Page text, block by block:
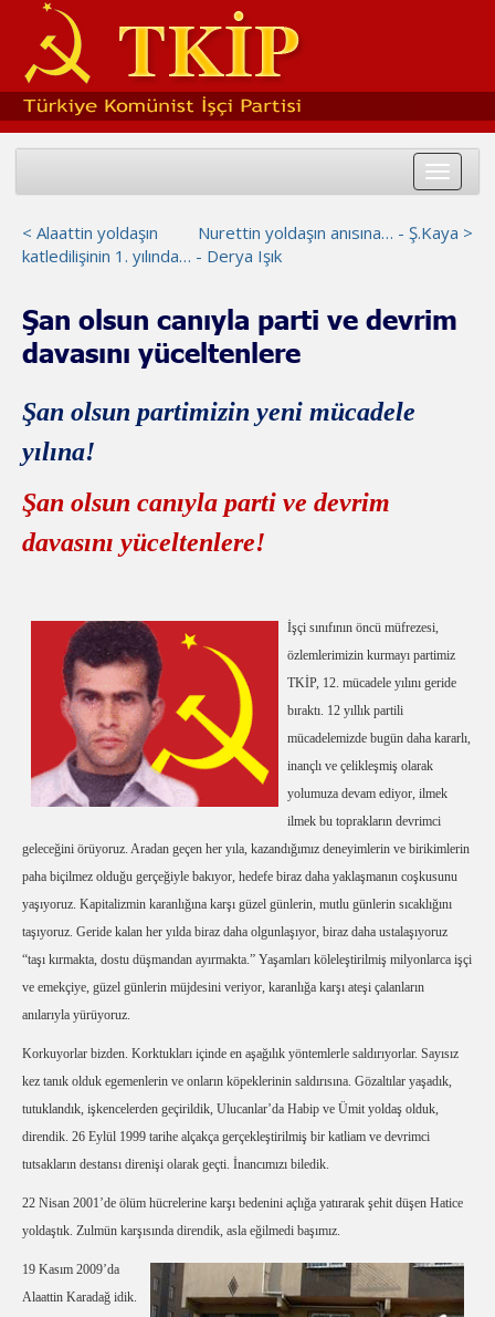
Toggle
Nurettin yoldaşın anısına… - Ş.Kaya >
< Alaattin yoldaşın
katledilişinin 1. yılında… - Derya Işık
Şan olsun canıyla parti ve devrim
davasını yüceltenlere
Şan olsun partimizin yeni mücadele
yılına!
Şan olsun canıyla parti ve devrim
davasını yüceltenlere!
İşçi sınıfının öncü müfrezesi,
özlemlerimizin kurmayı partimiz
TKİP, 12. mücadele yılını geride
bıraktı. 12 yıllık partili
mücadelemizde bugün daha kararlı,
inançlı ve çelikleşmiş olarak
yolumuza devam ediyor, ilmek
ilmek bu toprakların devrimci
geleceğini örüyoruz. Aradan geçen her yıla, kazandığımız deneyimlerin ve birikimlerin
paha biçilmez olduğu gerçeğiyle bakıyor, hedefe biraz daha yaklaşmanın coşkusunu
yaşıyoruz. Kapitalizmin karanlığına karşı güzel günlerin, mutlu günlerin sıcaklığını
taşıyoruz. Geride kalan her yılda biraz daha olgunlaşıyor, biraz daha ustalaşıyoruz
“taşı kırmakta, dostu düşmandan ayırmakta.” Yaşamları köleleştirilmiş milyonlarca işçi
ve emekçiye, güzel günlerin müjdesini veriyor, karanlığa karşı ateşi çalanların
anılarıyla yürüyoruz.
Korkuyorlar bizden. Korktukları içinde en aşağılık yöntemlerle saldırıyorlar. Sayısız
kez tanık olduk egemenlerin ve onların köpeklerinin saldırısına. Gözaltılar yaşadık,
tutuklandık, işkencelerden geçirildik, Ulucanlar’da Habip ve Ümit yoldaş olduk,
direndik. 26 Eylül 1999 tarihe alçakça gerçekleştirilmiş bir katliam ve devrimci
tutsakların destansı direnişi olarak geçti. İnancımızı biledik.
22 Nisan 2001’de ölüm hücrelerine karşı bedenini açlığa yatırarak şehit düşen Hatice
yoldaştık. Zulmün karşısında direndik, asla eğilmedi başımız.
19 Kasım 2009’da
Alaattin Karadağ idik.